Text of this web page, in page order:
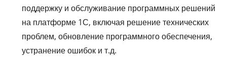
поддержку и обслуживание программных решений
на платформе 1С, включая решение технических
проблем, обновление программного обеспечения,
устранение ошибок и т.д.